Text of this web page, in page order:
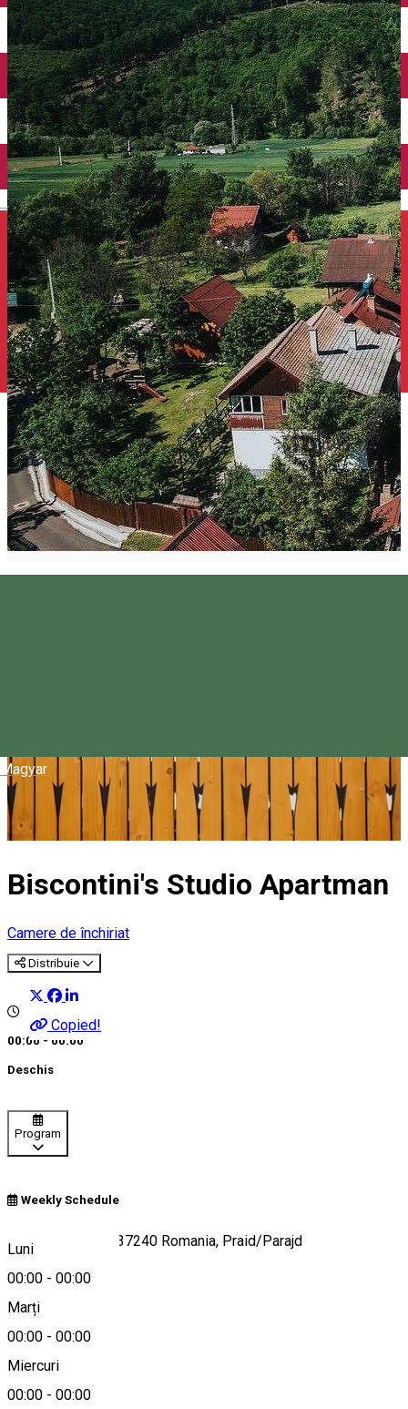
English
Magyar
Închirieri auto
Închirieri de biciclete
Biscontini's Studio Apartman
Camere de închiriat
Distribuie
Copied!
00:00 - 00:00
Deschis
Program
Weekly Schedule
Luni
00:00 - 00:00
Marți
00:00 - 00:00
Miercuri
00:00 - 00:00
Noroi/Sár, 24/a 537240 Romania, Praid/Parajd
Hartă